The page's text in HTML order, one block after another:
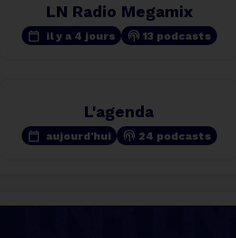
LN Radio Megamix
calendar_today il y a 4 jours podcasts 13 podcasts
L'agenda
calendar_today aujourd'hui podcasts 24 podcasts